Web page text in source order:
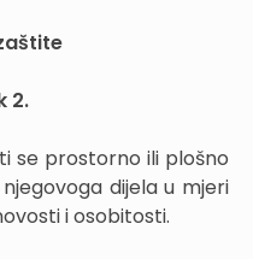
2.
se prostorno ili plošno
dijela u mjeri
i osobitosti.